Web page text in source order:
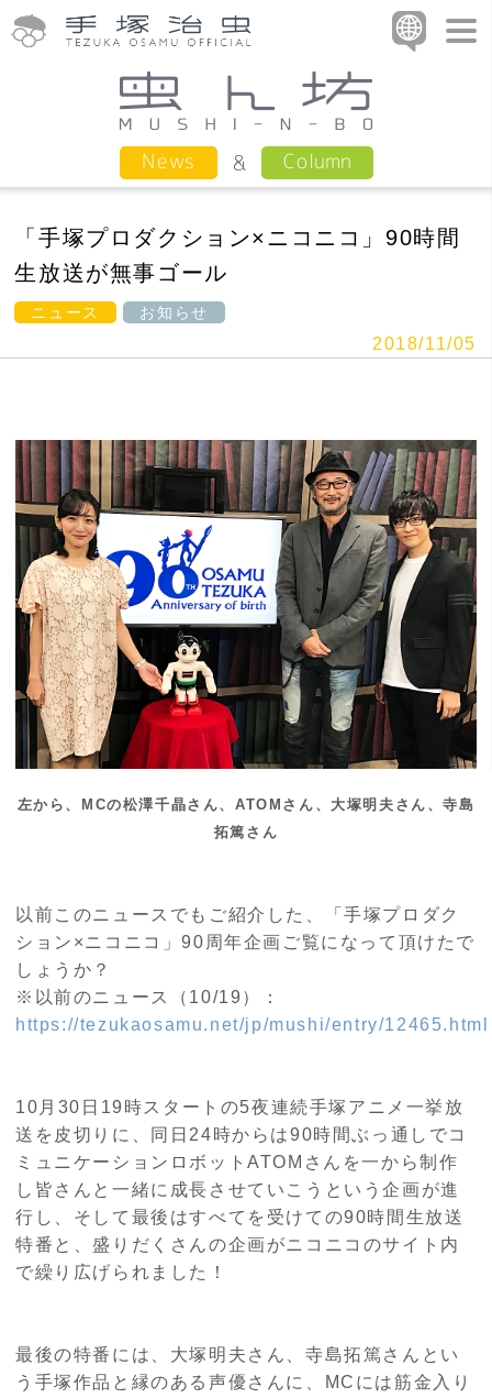
News Column
「手塚プロダクション×ニコニコ」90時間
生放送が無事ゴール
ニュース お知らせ
2018/11/05
左から、MCの松澤千晶さん、ATOMさん、大塚明夫さん、寺島
拓篤さん
以前このニュースでもご紹介した、「手塚プロダク
ション×ニコニコ」90 周年企画ご覧になって頂けたで
しょうか？
※以前のニュース（10/19）：
https://tezukaosamu.net/jp/mushi/entry/12465.html
10 月 30 日 19 時スタートの5夜連続手塚アニメ一挙放
送を皮切りに、同日 24時からは90時間ぶっ通しでコ
ミュニケーションロボットATOM さんを一から制作
し皆さんと一緒に成長させていこうという企画が進
行し、そして最後はすべてを受けての90時間生放送
特番と、盛りだくさんの企画がニコニコのサイト内
で繰り広げられました！
最後の特番には、大塚明夫さん、寺島拓篤さんとい
う手塚作品と縁のある声優さんに、
MC には筋金入り